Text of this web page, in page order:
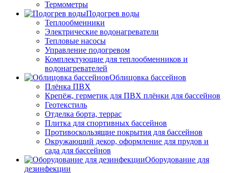
Термометры
Подогрев воды
Теплообменники
Электрические водонагреватели
Тепловые насосы
Управление подогревом
Комплектующие для теплообменников и
водонагревателей
Облицовка бассейнов
Плёнка ПВХ
Крепёж, герметик для ПВХ плёнки для бассейнов
Геотекстиль
Отделка борта, террас
Плитка для спортивных бассейнов
Противоскользящие покрытия для бассейнов
Окружающий декор, оформление для прудов и
сада для бассейнов
Оборудование для
дезинфекции